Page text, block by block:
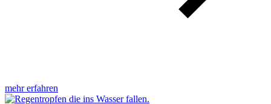
mehr erfahren